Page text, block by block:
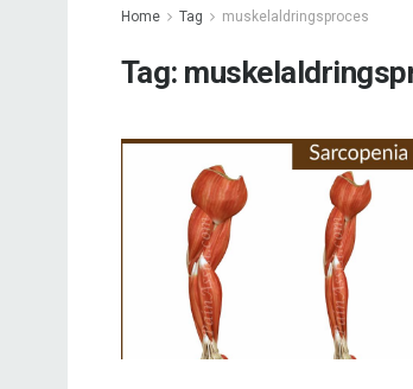
Home Tag muskelaldringsproces
Tag: